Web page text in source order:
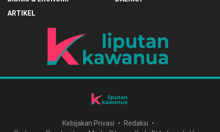
ARTIKEL
Kebijakan Privasi
Redaksi